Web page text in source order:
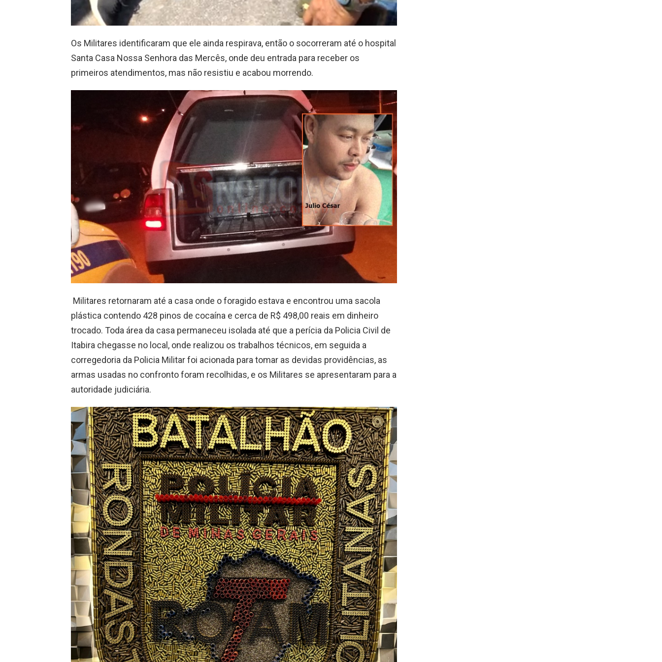
Os Militares identificaram que ele ainda respirava, então o socorreram até o hospital
Santa Casa Nossa Senhora das Mercês, onde deu entrada para receber os
primeiros atendimentos, mas não resistiu e acabou morrendo.
Militares retornaram até a casa onde o foragido estava e encontrou uma sacola
plástica contendo 428 pinos de cocaína e cerca de R$ 498,00 reais em dinheiro
trocado. Toda área da casa permaneceu isolada até que a perícia da Policia Civil de
Itabira chegasse no local, onde realizou os trabalhos técnicos, em seguida a
corregedoria da Policia Militar foi acionada para tomar as devidas providências, as
armas usadas no confronto foram recolhidas, e os Militares se apresentaram para a
autoridade judiciária.